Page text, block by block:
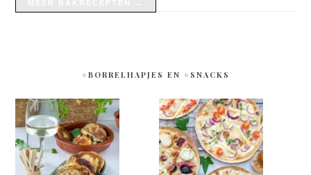
#BORRELHAPJES EN #SNACKS